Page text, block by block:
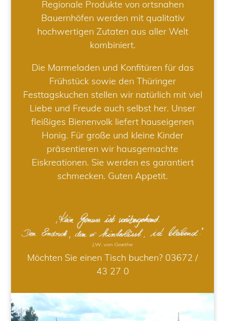
Regionale Produkte von ortsnahen
Bauernhöfen werden mit qualitativ
hochwertigen Zutaten aus aller Welt
kombiniert.
Die Marmeladen und Konfitüren für das
Frühstück sowie den Thüringer
Festtagskuchen stellen wir natürlich mit viel
Liebe und Freude auch selbst her. Unser
fleißiges Bienenvolk liefert hauseigenen
Honig. Für große und kleine Kinder
präsentieren wir hausgemachte
Eiskreationen. Sie werden es garantiert
schmecken. Guten Appetit.
Möchten Sie einen Tisch buchen? 03672 /
43 27 0